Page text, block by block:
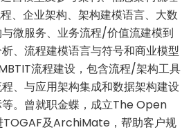
、企业架构、架构建模语言、大数
微服务、业务流程/价值流建模到
、流程建模语言与符号和商业模型
流程建设，包含流程/架构工具
、与应用架构集成和数据架构建设
。曾就职金蝶，成立The Open
及ArchiMate，帮助客户规